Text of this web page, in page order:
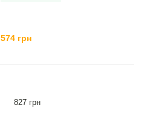
574 грн
827 грн